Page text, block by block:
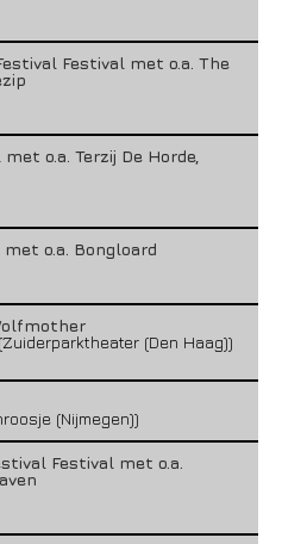
Festival met o.a. The
o.a. Terzij De Horde,
o.a. Bongloard
(Den Haag))
(Nijmegen))
Festival met o.a.